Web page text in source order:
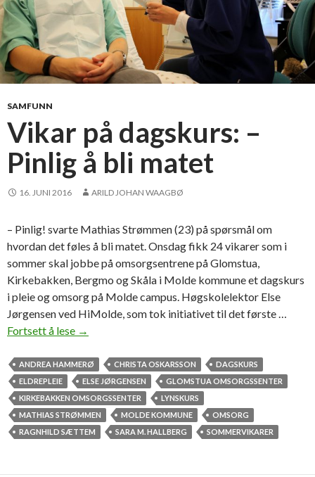
SAMFUNN
Vikar på dagskurs: –
Pinlig å bli matet
16. JUNI 2016 ARILD JOHAN WAAGBØ
– Pinlig! svarte Mathias Strømmen (23) på spørsmål om
hvordan det føles å bli matet. Onsdag fikk 24 vikarer som i
sommer skal jobbe på omsorgsentrene på Glomstua,
Kirkebakken, Bergmo og Skåla i Molde kommune et dagskurs
i pleie og omsorg på Molde campus. Høgskolelektor Else
Jørgensen ved HiMolde, som tok initiativet til det første …
Fortsett å lese V
k
a
r
p
å
→
ANDREA HAMMERØ CHRISTA OSKARSSON
DAGSKURS
ELDREPLEIE
ELSE JØRGENSEN
GLOMSTUA OMSORGSSENTER
KIRKEBAKKEN OMSORGSSENTER
LYNSKURS
MATHIAS STRØMMEN
MOLDE KOMMUNE
OMSORG
RAGNHILD SÆTTEM
SARA M. HALLBERG SOMMERVIKARER